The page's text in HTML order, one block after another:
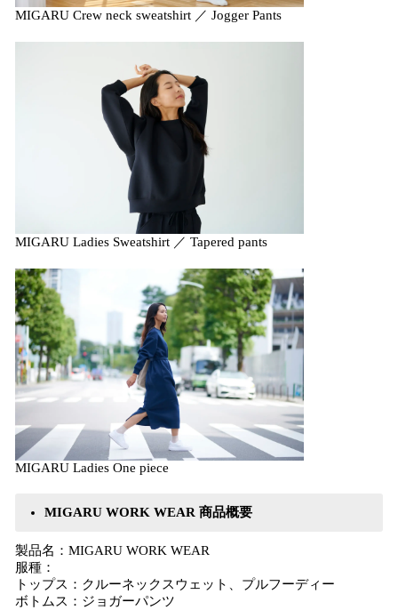
MIGARU Crew neck sweatshirt ／ Jogger Pants
MIGARU Ladies Sweatshirt ／ Tapered pants
MIGARU Ladies One piece
MIGARU WORK WEAR 商品概要
製品名：MIGARU WORK WEAR
服種：
トップス：クルーネックスウェット、プルフーディー
ボトムス：ジョガーパンツ